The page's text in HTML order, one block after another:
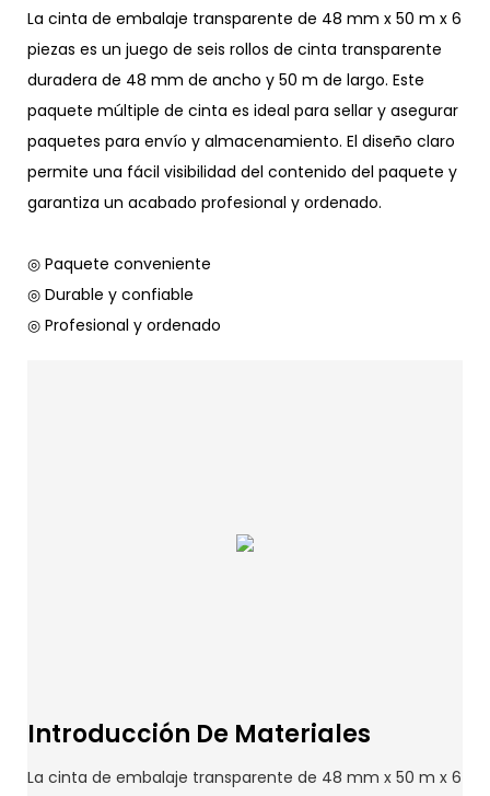
La cinta de embalaje transparente de 48 mm x 50 m x 6
piezas es un juego de seis rollos de cinta transparente
duradera de 48 mm de ancho y 50 m de largo. Este
paquete múltiple de cinta es ideal para sellar y asegurar
paquetes para envío y almacenamiento. El diseño claro
permite una fácil visibilidad del contenido del paquete y
garantiza un acabado profesional y ordenado.
◎ Paquete conveniente
◎ Durable y confiable
◎ Profesional y ordenado
Introducción De Materiales
La cinta de embalaje transparente de 48 mm x 50 m x 6